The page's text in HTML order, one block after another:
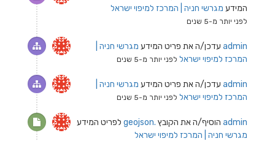
המידע מגרשי חניה | המרכז למיפוי ישראל
לפני יותר מ-5 שנים
admin עדכן/ה את פריט המידע מגרשי חניה |
המרכז למיפוי ישראל לפני יותר מ-5 שנים
admin עדכן/ה את פריט המידע מגרשי חניה |
המרכז למיפוי ישראל לפני יותר מ-5 שנים
admin הוסיף/ה את הקובץ .geojson
לפריט המידע
מגרשי חניה | המרכז למיפוי ישראל